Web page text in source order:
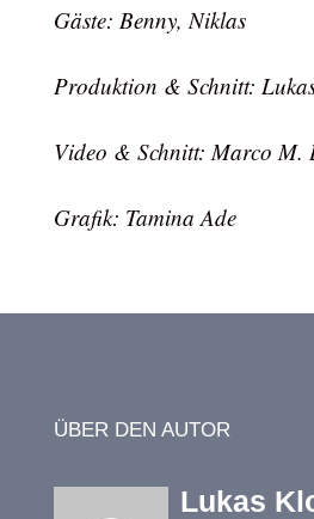
Gäste: Benny, Niklas
Produktion & Schnitt:
Video & Schnitt: Marco M.
Grafik: Tamina Ade
ÜBER DEN AUTOR
Lukas